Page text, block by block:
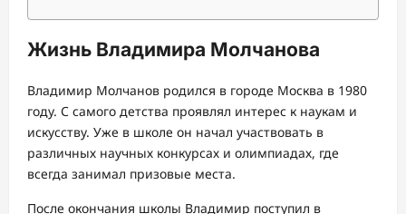
Жизнь Владимира Молчанова
Владимир Молчанов родился в городе Москва в 1980
году. С самого детства проявлял интерес к наукам и
искусству. Уже в школе он начал участвовать в
различных научных конкурсах и олимпиадах, где
всегда занимал призовые места.
После окончания школы Владимир поступил в